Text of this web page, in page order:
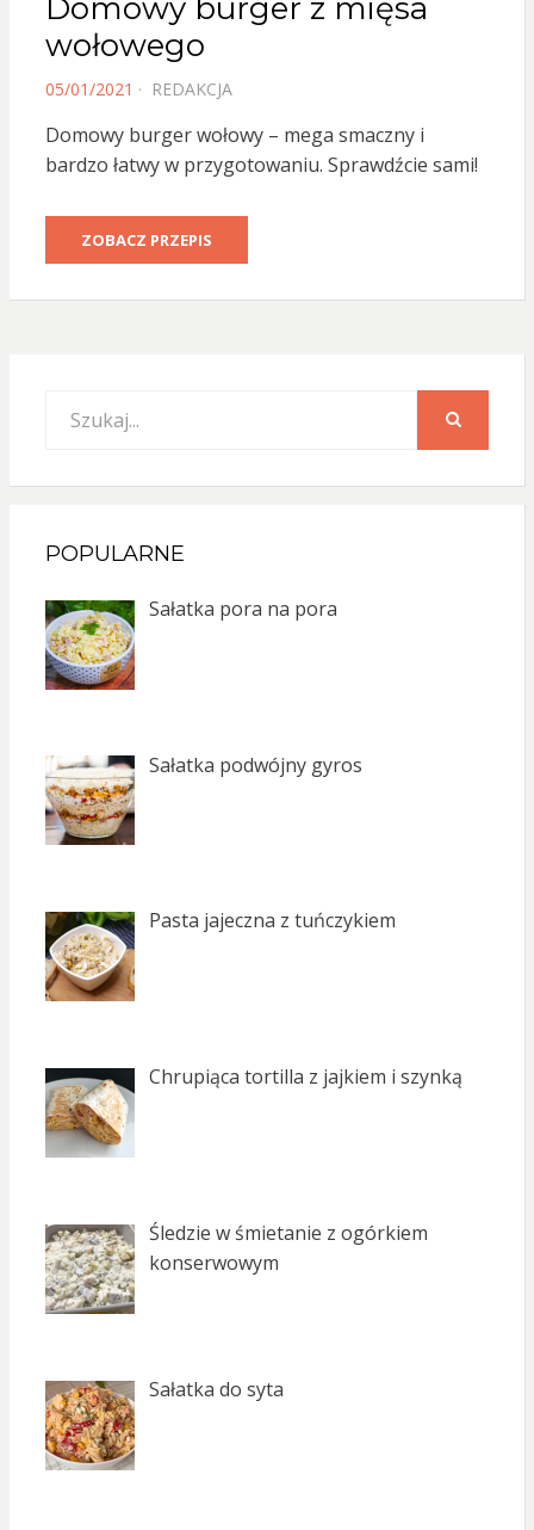
Domowy burger z mięsa
wołowego
POSTED
05/01/2021 REDAKCJA
Domowy burger wołowy – mega smaczny i
bardzo łatwy w przygotowaniu. Sprawdźcie sami!
ZOBACZ PRZEPIS
for:
POPULARNE
Sałatka pora na pora
Sałatka podwójny gyros
Pasta jajeczna z tuńczykiem
Chrupiąca tortilla z jajkiem i szynką
Śledzie w śmietanie z ogórkiem
konserwowym
Sałatka do syta